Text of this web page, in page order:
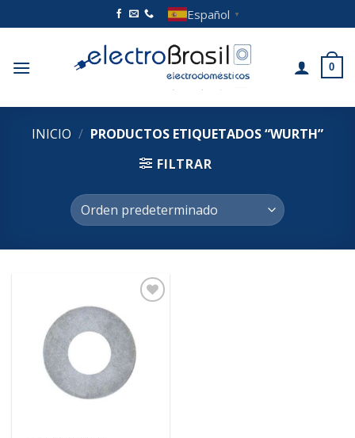
al
Español ▼
0
INICIO / PRODUCTOS ETIQUETADOS “WURTH”
FILTRAR
lista de
deseos